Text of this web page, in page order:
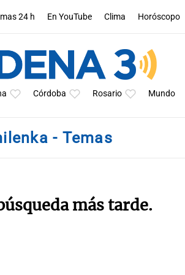
24 h En YouTube Clima Horóscopo
Córdoba Rosario Mundo
- Temas
más tarde.